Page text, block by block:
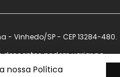
- Vinhedo/SP - CEP 13284-480.
descontos podem variar no
dados.
nossa Política